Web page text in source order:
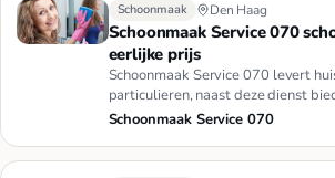
Schoonmaak Den Haag
Schoonmaak Service 070
eerlijke prijs
Schoonmaak Service 070 levert
particulieren, naast deze dienst
ook een s…
Schoonmaak Service 070